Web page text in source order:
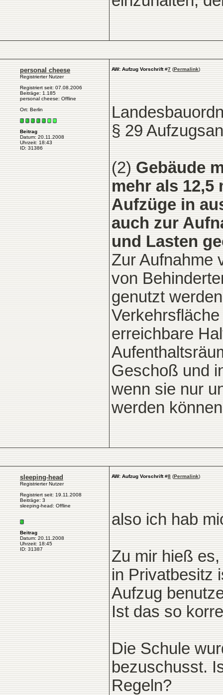
personal cheese
Registrierter Nutzer
Registriert seit: 07.08.2006
Beiträge: 1.185
personal cheese: Offline
Ort: Berlin
Beitrag
Datum: 20.11.2008
Uhrzeit: 18:43
ID: 31386
AW: Aufzug Vorschrift#7 (Permalink)
§ 29
(2) Gebäude
mehr als 12,5
Aufzüge in
auch zur
und Lasten
Zur Aufnahme
von
genutzt
erreichbare
Geschoß und
wenn sie nur
werden
sleeping-head
Registrierter Nutzer
Registriert seit: 19.11.2008
Beiträge: 3
sleeping-head: Offline
Beitrag
Datum: 20.11.2008
Uhrzeit: 18:45
ID: 31387
AW: Aufzug Vorschrift#8 (Permalink)
also ich hab
Zu mir hieß
in Privatbesitz
Aufzug
Ist das so
Die Schule
bezuschusst.
Regeln?